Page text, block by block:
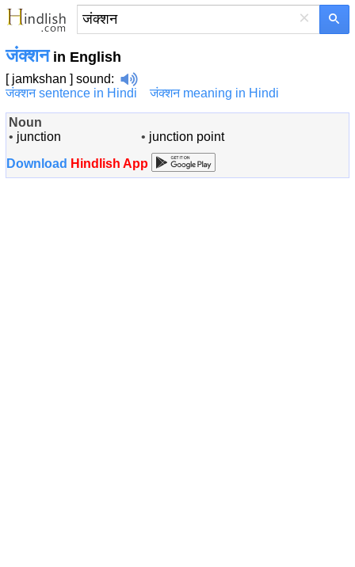
×
जंक्शनin English
[ jamkshan ] sound:
जंक्शन sentence in Hindi
जंक्शन meaning in Hindi
Noun
• junction • junction point
Download Hindlish App